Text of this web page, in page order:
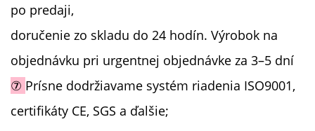
po predaji,
doručenie zo skladu do 24 hodín. Výrobok na
objednávku pri urgentnej objednávke za 3–5 dní
⑦ Prísne dodržiavame systém riadenia ISO9001,
certifikáty CE, SGS a ďalšie;